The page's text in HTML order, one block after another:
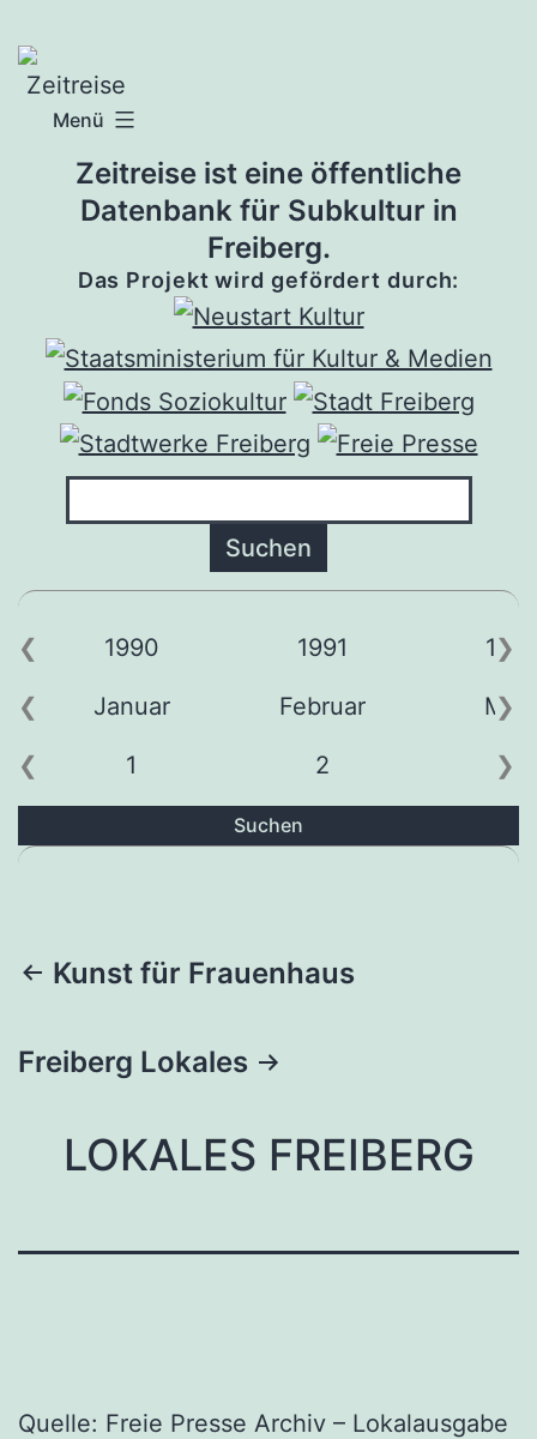
Inhalt
springen
Menü
Zeitreise ist eine öffentliche
Datenbank für Subkultur in
Freiberg.
Das Projekt wird gefördert durch:
1990 1991
Januar Februar
1 2 3
Suchen
Beitragsnavigation
Kunst für Frauenhaus
Freiberg Lokales
LOKALES FREIBERG
Quelle: Freie Presse Archiv – Lokalausgabe